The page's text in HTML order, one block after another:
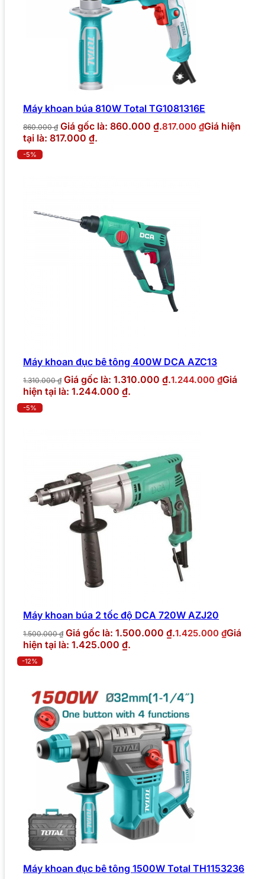
Máy khoan búa 810W Total TG1081316E
860.000₫ Giá gốc là: 860.000 ₫.817.000 ₫Giá hiện
tại là: 817.000 ₫.
-5%
Máy khoan đục bê tông 400W DCA AZC13
1.310.000₫ Giá gốc là: 1.310.000 ₫.1.244.000 ₫Giá
hiện tại là: 1.244.000 ₫.
-5%
Máy khoan búa 2 tốc độ DCA 720W AZJ20
1.500.000₫ Giá gốc là: 1.500.000 ₫.1.425.000 ₫Giá
hiện tại là: 1.425.000 ₫.
-12%
Máy khoan đục bê tông 1500W Total TH1153236